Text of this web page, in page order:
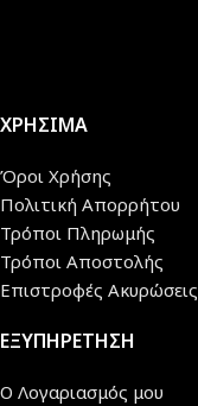
ΧΡΗΣΙΜΑ
Όροι Χρήσης
Πολιτική Απορρήτου
Τρόποι Πληρωμής
Τρόποι Αποστολής
Επιστροφές Ακυρώσεις
ΕΞΥΠΗΡΕΤΗΣΗ
Ο Λογαριασμός μου